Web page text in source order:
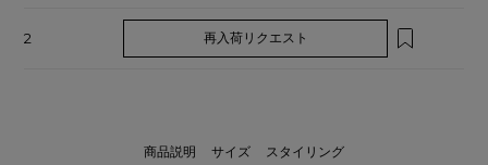
2 再入荷リクエスト
商品説明 サイズ スタイリング